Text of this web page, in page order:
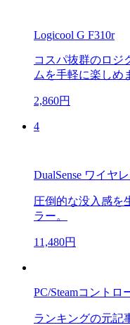
Logicool G F310r
コスパ抜群のロジ
ムを手軽に楽しめ
2,860円
4
DualSense ワイヤ
圧倒的な没入感を
ラー。
11,480円
PC/Steamコント
ランキングの元記